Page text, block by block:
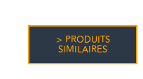
> PRODUITS
SIMILAIRES